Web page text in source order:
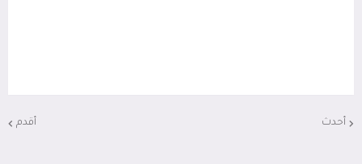
أحدث أقدم